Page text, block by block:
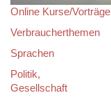
Online Kurse/Vorträge
Verbraucherthemen
Sprachen
Politik,
Gesellschaft